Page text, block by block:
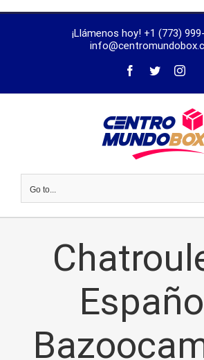
¡Llámenos hoy! +1 (773)
Go to...